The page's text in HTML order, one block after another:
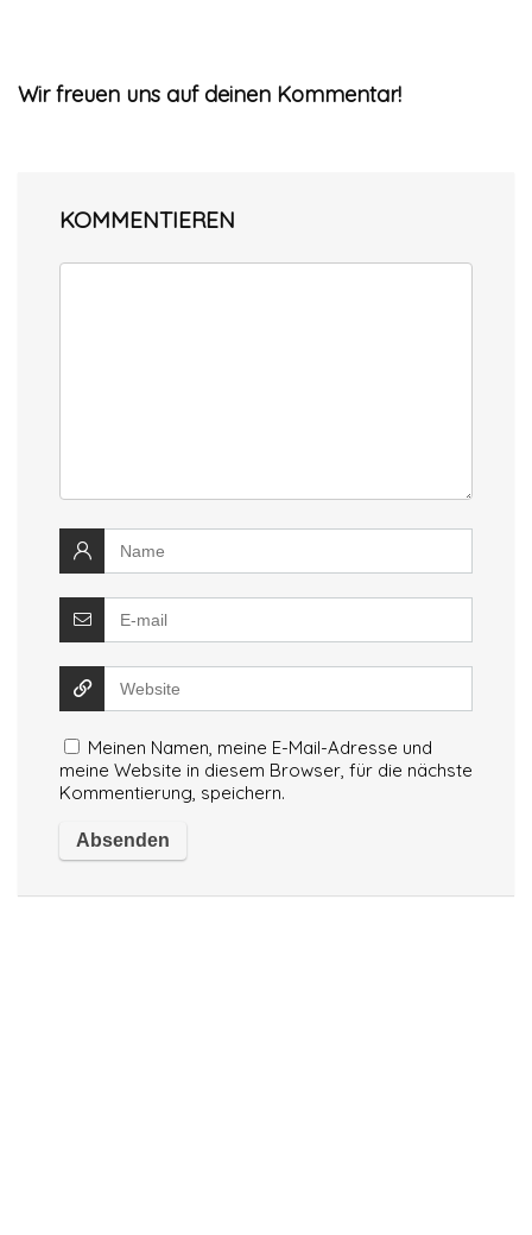
Wir freuen uns auf deinen Kommentar!
KOMMENTIEREN
Meinen Namen, meine E-Mail-Adresse und
meine Website in diesem Browser, für die nächste
Kommentierung, speichern.